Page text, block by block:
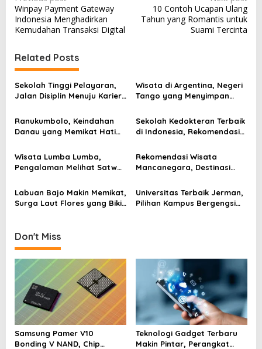
o
s
t
n
a
v
i
g
t
o
Winpay Payment Gateway
Indonesia Menghadirkan
Kemudahan Transaksi Digital
10 Contoh Ucapan Ulang
Tahun yang Romantis untuk
Suami Tercinta
Related Posts
Sekolah Tinggi Pelayaran,
Jalan Disiplin Menuju Karier
Wisata di Argentina, Negeri
Tango yang Menyimpan
Kota Penuh Warna
Ranukumbolo, Keindahan
Danau yang Memikat Hati
Sekolah Kedokteran Terbaik
di Indonesia, Rekomendasi
Wisata Lumba Lumba,
Pengalaman Melihat Satwa
Terasa Berbeda
Rekomendasi Wisata
Mancanegara, Destinasi
Rencana Liburan
Labuan Bajo Makin Memikat,
Surga Laut Flores yang Bikin
Universitas Terbaik Jerman,
Pilihan Kampus Bergengsi
Don't Miss
Samsung Pamer V10
Bonding V NAND, Chip
Teknologi Gadget Terbaru
Makin Pintar, Perangkat